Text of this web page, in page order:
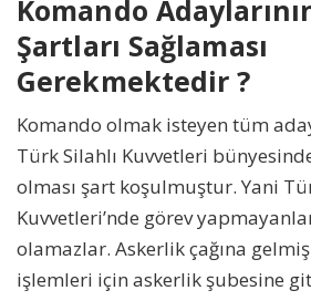
Komando
Şartları Sağlaması
Gerekmektedir ?
Komando olmak isteyen tüm
Türk Silahlı Kuvvetleri
olması şart koşulmuştur. Yani
Kuvvetleri’nde görev
olamazlar. Askerlik çağına
işlemleri için askerlik şubesine